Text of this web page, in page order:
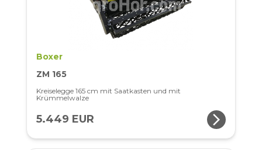
Boxer
ZM 165
Kreiselegge 165 cm mit Saatkasten und mit
Krümmelwalze
5.449 EUR arrow_forward_ios